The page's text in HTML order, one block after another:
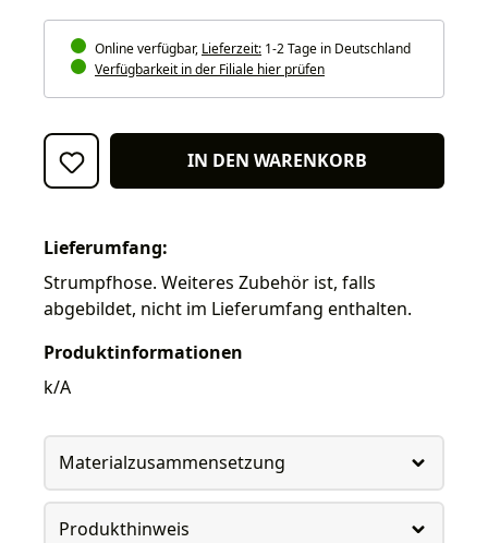
Online verfügbar, Lieferzeit: 1-2 Tage in Deutschland
Verfügbarkeit in der Filiale hier prüfen
IN DEN WARENKORB
Lieferumfang:
Strumpfhose. Weiteres Zubehör ist, falls
abgebildet, nicht im Lieferumfang enthalten.
Produktinformationen
k/A
Materialzusammensetzung
Produkthinweis